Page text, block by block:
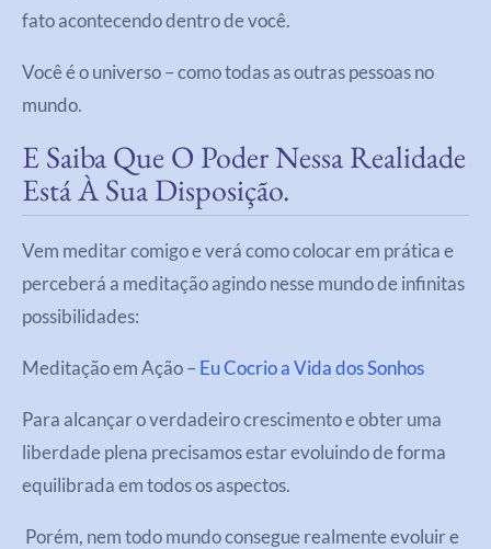
fato acontecendo dentro de você.
Você é o universo – como todas as outras pessoas no
mundo.
E Saiba Que O Poder Nessa Realidade
Está À Sua Disposição.
Vem meditar comigo e verá como colocar em prática e
perceberá a meditação agindo nesse mundo de infinitas
possibilidades:
Meditação em Ação – Eu Cocrio a Vida dos Sonhos
Para alcançar o verdadeiro crescimento e obter uma
liberdade plena precisamos estar evoluindo de forma
equilibrada em todos os aspectos.
Porém, nem todo mundo consegue realmente evoluir e